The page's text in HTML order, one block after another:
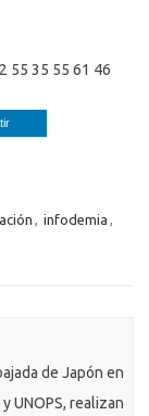
55 35 55 61 46
, infodemia ,
de Japón en
UNOPS, realizan